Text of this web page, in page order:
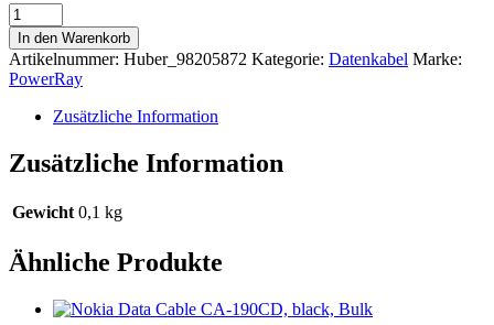
PowerRay
Data
Cable
PR-
DCUM200TBK,
USB
MICRO
USB,
m,
black,
Blister
In den Warenkorb
Artikelnummer: Huber_98205872 Kategorie: Datenkabel Marke:
PowerRay
Zusätzliche Information
Zusätzliche Information
Gewicht 0,1 kg
Ähnliche Produkte